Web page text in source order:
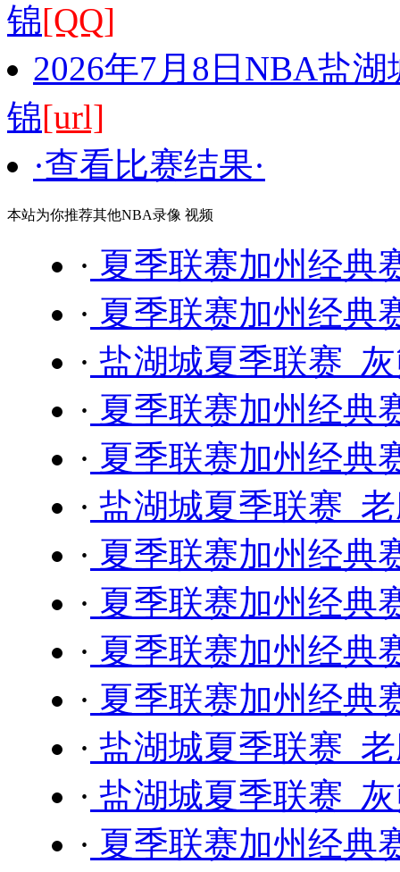
锦[QQ]
2026年7月8日NBA盐
锦[url]
·查看比赛结果·
本站为你推荐其他NBA录像 视频
· 夏季联赛加州经典
· 夏季联赛加州经典
· 盐湖城夏季联赛
· 夏季联赛加州经典
· 夏季联赛加州经典
· 盐湖城夏季联赛
· 夏季联赛加州经典
· 夏季联赛加州经典
· 夏季联赛加州经典
· 夏季联赛加州经典
· 盐湖城夏季联赛
· 盐湖城夏季联赛
· 夏季联赛加州经典